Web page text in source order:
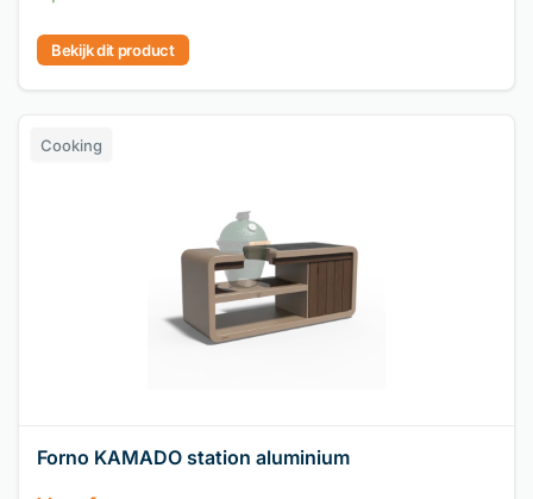
Bekijk dit product
Forno KAMADO station aluminium
Cooking